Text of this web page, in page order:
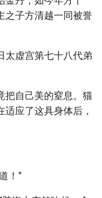
之子方清越一同被誉
太虚宫第七十八代弟
把自己美的窒息。猫
应了这具身体后，
！”